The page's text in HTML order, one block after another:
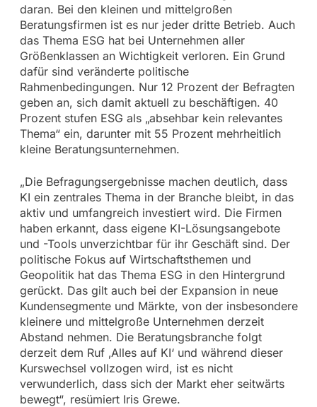
daran. Bei den kleinen und mittelgroßen
Beratungsfirmen ist es nur jeder dritte Betrieb. Auch
das Thema ESG hat bei Unternehmen aller
Größenklassen an Wichtigkeit verloren. Ein Grund
dafür sind veränderte politische
Rahmenbedingungen. Nur 12 Prozent der Befragten
geben an, sich damit aktuell zu beschäftigen. 40
Prozent stufen ESG als „absehbar kein relevantes
Thema“ ein, darunter mit 55 Prozent mehrheitlich
kleine Beratungsunternehmen.
„Die Befragungsergebnisse machen deutlich, dass
KI ein zentrales Thema in der Branche bleibt, in das
aktiv und umfangreich investiert wird. Die Firmen
haben erkannt, dass eigene KI-Lösungsangebote
und -Tools unverzichtbar für ihr Geschäft sind. Der
politische Fokus auf Wirtschaftsthemen und
Geopolitik hat das Thema ESG in den Hintergrund
gerückt. Das gilt auch bei der Expansion in neue
Kundensegmente und Märkte, von der insbesondere
kleinere und mittelgroße Unternehmen derzeit
Abstand nehmen. Die Beratungsbranche folgt
derzeit dem Ruf ‚Alles auf KI‘ und während dieser
Kurswechsel vollzogen wird, ist es nicht
verwunderlich, dass sich der Markt eher seitwärts
bewegt“, resümiert Iris Grewe.